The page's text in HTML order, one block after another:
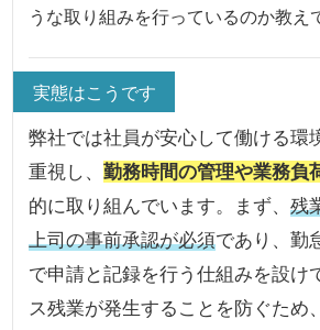
うな取り組みを行っているのか教え
実態はこうです
弊社では社員が安心して働ける環
重視し、勤務時間の管理や業務負
的に取り組んでいます。まず、残
上司の事前承認が必須であり、勤
で申請と記録を行う仕組みを設け
ス残業が発生することを防ぐため